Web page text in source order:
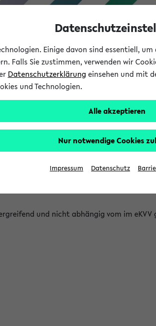
Studium
stattfindende
und nicht abhängig vom im eKVV
Einige davon sind essentiell,
Falls Sie zustimmen, verwenden wir
Datenschutzerklärung einsehen und mit
und Technologien.
Alle akzeptieren
Nur notwendige Cookies
Impressum Datenschutz